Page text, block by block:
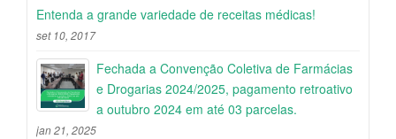
Entenda a grande variedade de receitas médicas!
set 10, 2017
Fechada a Convenção Coletiva de Farmácias
e Drogarias 2024/2025, pagamento retroativo
a outubro 2024 em até 03 parcelas.
jan 21, 2025